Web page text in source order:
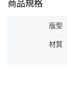
商品規格
版型
材質